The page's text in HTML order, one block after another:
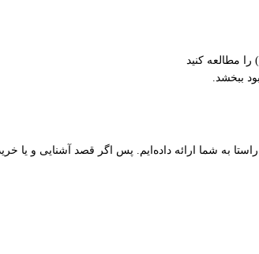
) را مطالعه کنید
ببخشد.
به شما ارائه داده‌ایم. پس اگر قصد آشنایی و یا خرید